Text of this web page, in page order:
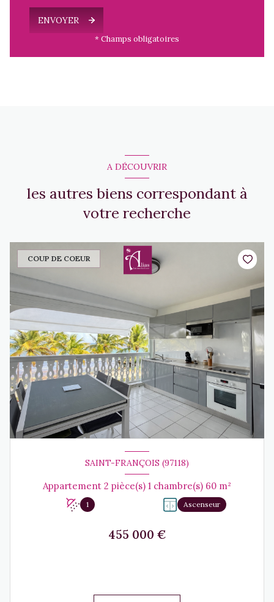
ENVOYER
* Champs obligatoires
A DÉCOUVRIR
les autres biens correspondant à
votre recherche
COUP DE COEUR
SAINT-FRANÇOIS (97118)
Appartement 2 pièce(s) 1 chambre(s) 60 m²
1 Ascenseur
455 000 €